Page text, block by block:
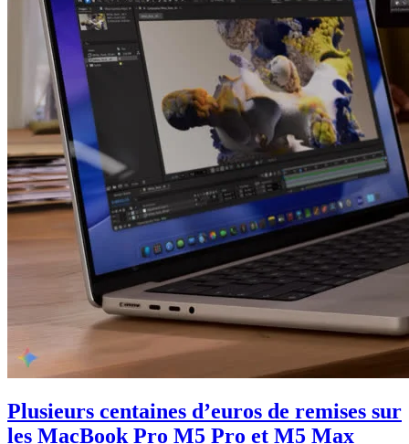
Plusieurs centaines d’euros de remises sur
les MacBook Pro M5 Pro et M5 Max